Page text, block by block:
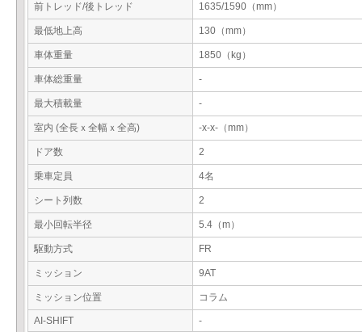
前トレッド/後トレッド 1635/1590（mm）
最低地上高 130（mm）
車体重量 1850（kg）
車体総重量 -
最大積載量 -
室内 (全長ｘ全幅ｘ全高) -x-x-（mm）
ドア数 2
乗車定員 4名
シート列数 2
最小回転半径 5.4（m）
駆動方式 FR
ミッション 9AT
ミッション位置 コラム
AI-SHIFT
-